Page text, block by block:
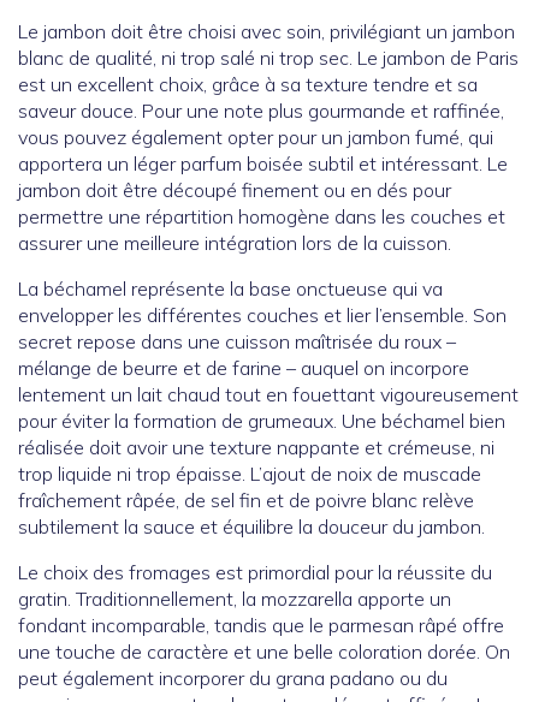
Le jambon doit être choisi avec soin, privilégiant un jambon
blanc de qualité, ni trop salé ni trop sec. Le jambon de Paris
est un excellent choix, grâce à sa texture tendre et sa
saveur douce. Pour une note plus gourmande et raffinée,
vous pouvez également opter pour un jambon fumé, qui
apportera un léger parfum boisée subtil et intéressant. Le
jambon doit être découpé finement ou en dés pour
permettre une répartition homogène dans les couches et
assurer une meilleure intégration lors de la cuisson.
La béchamel représente la base onctueuse qui va
envelopper les différentes couches et lier l’ensemble. Son
secret repose dans une cuisson maîtrisée du roux –
mélange de beurre et de farine – auquel on incorpore
lentement un lait chaud tout en fouettant vigoureusement
pour éviter la formation de grumeaux. Une béchamel bien
réalisée doit avoir une texture nappante et crémeuse, ni
trop liquide ni trop épaisse. L’ajout de noix de muscade
fraîchement râpée, de sel fin et de poivre blanc relève
subtilement la sauce et équilibre la douceur du jambon.
Le choix des fromages est primordial pour la réussite du
gratin. Traditionnellement, la mozzarella apporte un
fondant incomparable, tandis que le parmesan râpé offre
une touche de caractère et une belle coloration dorée. On
peut également incorporer du grana padano ou du